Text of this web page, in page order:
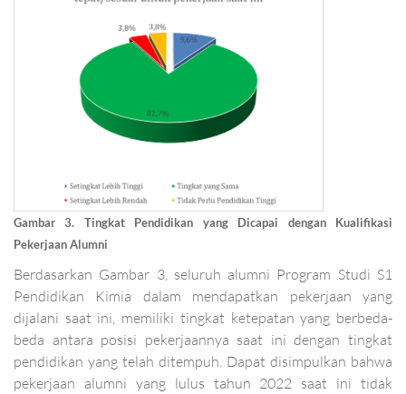
Gambar 3. Tingkat Pendidikan yang Dicapai dengan Kualifikasi
Pekerjaan Alumni
Berdasarkan Gambar 3, seluruh alumni Program Studi S1
Pendidikan Kimia dalam mendapatkan pekerjaan yang
dijalani saat ini, memiliki tingkat ketepatan yang berbeda-
beda antara posisi pekerjaannya saat ini dengan tingkat
pendidikan yang telah ditempuh. Dapat disimpulkan bahwa
pekerjaan alumni yang lulus tahun 2022 saat ini tidak